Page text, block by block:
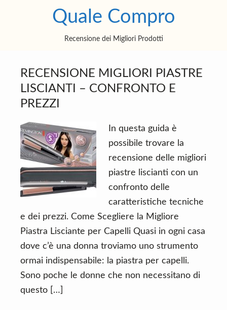
m
a
i
n
c
o
n
t
e
n
t
p
r
i
m
a
r
y
s
i
d
e
b
a
r
f
o
o
t
e
r
Quale Compro
Recensione dei Migliori Prodotti
RECENSIONE MIGLIORI PIASTRE
LISCIANTI – CONFRONTO E
PREZZI
In questa guida è
possibile trovare la
recensione delle migliori
piastre liscianti con un
confronto delle
caratteristiche tecniche
e dei prezzi. Come Scegliere la Migliore
Piastra Lisciante per Capelli Quasi in ogni casa
dove c’è una donna troviamo uno strumento
ormai indispensabile: la piastra per capelli.
Sono poche le donne che non necessitano di
questo […]